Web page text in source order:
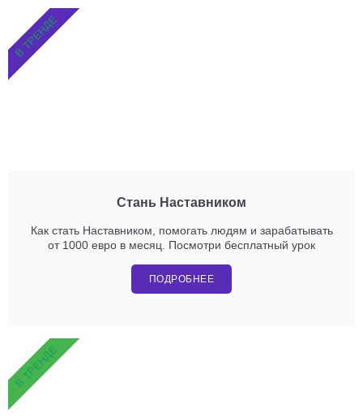
Стань Наставником
Как стать Наставником, помогать людям и зарабатывать
от 1000 евро в месяц. Посмотри бесплатный урок
ПОДРОБНЕЕ
В ТРЕНДЕ
В ТРЕНДЕ